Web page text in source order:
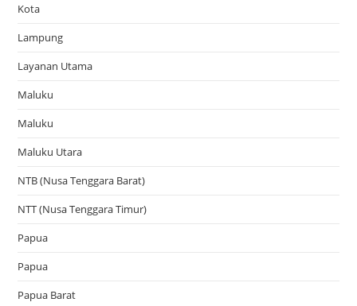
Kota
Lampung
Layanan Utama
Maluku
Maluku
Maluku Utara
NTB (Nusa Tenggara Barat)
NTT (Nusa Tenggara Timur)
Papua
Papua
Papua Barat